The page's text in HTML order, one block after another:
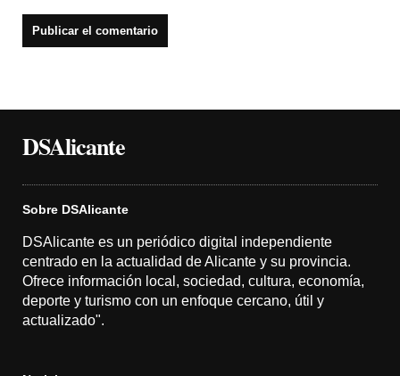
DSAlicante
Sobre DSAlicante
DSAlicante es un periódico digital independiente
centrado en la actualidad de Alicante y su provincia.
Ofrece información local, sociedad, cultura, economía,
deporte y turismo con un enfoque cercano, útil y
actualizado".